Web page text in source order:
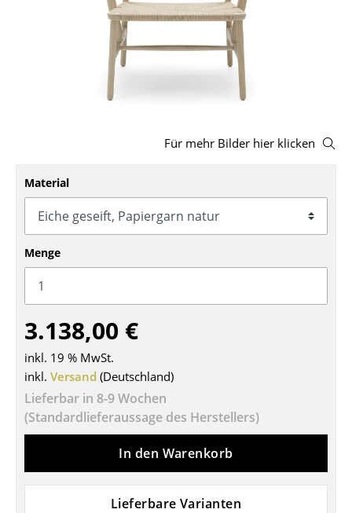
Bänke & Liegen
Schaukelstühle
Bürodrehstühle
Bürosessel
Einzelteile
... alle Sitzmöbel
Tische
Esstische
Beistelltische
Schreibtische
Für mehr Bilder hier klicken
Material
Menge
3.138,00 €
inkl. 19 % MwSt.
inkl. Versand (Deutschland)
Lieferbar in 8-9 Wochen
(Standardlieferaussage des Herstellers)
In den Warenkorb
Lieferbare Varianten